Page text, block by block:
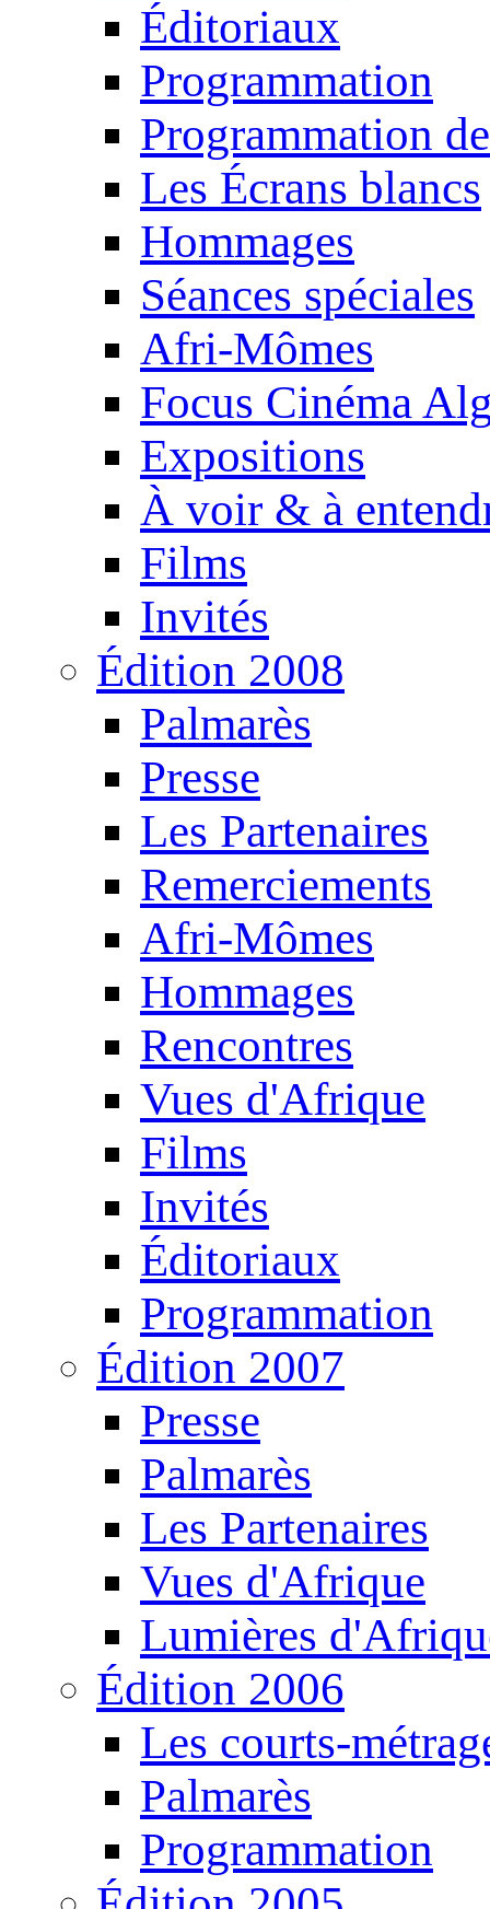
Éditoriaux
Programmation
Programmation
Les Écrans blancs
Hommages
Séances spéciales
Afri-Mômes
Focus Cinéma
Expositions
À voir & à
Films
Invités
Édition 2008
Palmarès
Presse
Les Partenaires
Remerciements
Afri-Mômes
Hommages
Rencontres
Vues d'Afrique
Films
Invités
Éditoriaux
Programmation
Édition 2007
Presse
Palmarès
Les Partenaires
Vues d'Afrique
Lumières
Édition 2006
Les courts-
Palmarès
Programmation